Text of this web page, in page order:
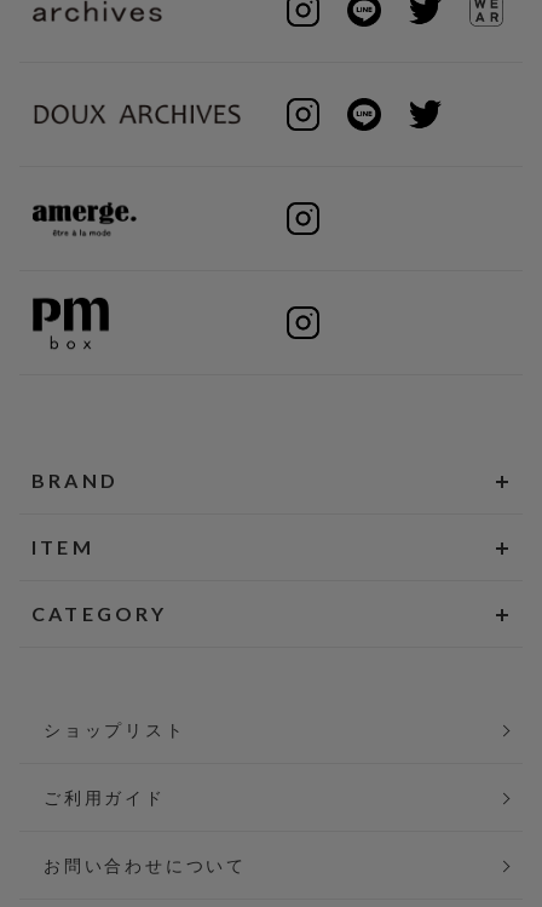
BRAND
ITEM
CATEGORY
ショップリスト
ご利用ガイド
お問い合わせについて